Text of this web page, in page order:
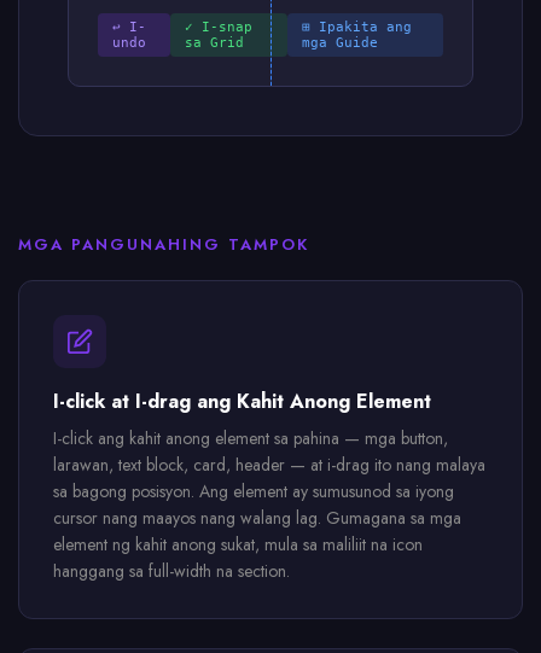
↩ I-
undo
✓ I-snap
sa Grid
⊞ Ipakita ang
mga Guide
MGA PANGUNAHING TAMPOK
I-click at I-drag ang Kahit Anong Element
I-click ang kahit anong element sa pahina — mga button,
larawan, text block, card, header — at i-drag ito nang malaya
sa bagong posisyon. Ang element ay sumusunod sa iyong
cursor nang maayos nang walang lag. Gumagana sa mga
element ng kahit anong sukat, mula sa maliliit na icon
hanggang sa full-width na section.